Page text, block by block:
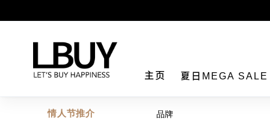
主页 夏日MEGA SALE
情人节推介
品牌